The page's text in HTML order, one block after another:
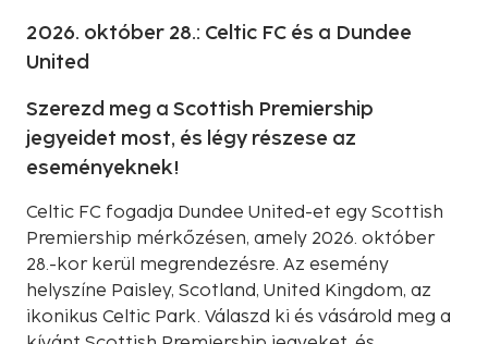
2026. október 28.: Celtic FC és a Dundee
United
Szerezd meg a Scottish Premiership
jegyeidet most, és légy részese az
eseményeknek!
Celtic FC fogadja Dundee United-et egy Scottish
Premiership mérkőzésen, amely 2026. október
28.-kor kerül megrendezésre. Az esemény
helyszíne Paisley, Scotland, United Kingdom, az
ikonikus Celtic Park. Válaszd ki és vásárold meg a